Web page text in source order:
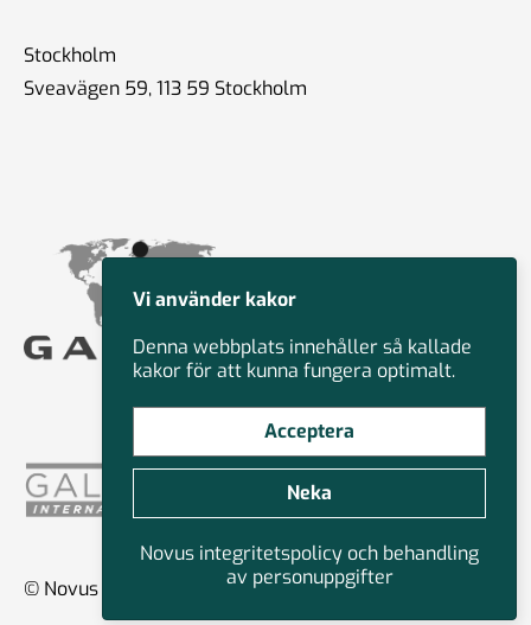
Stockholm
Sveavägen 59, 113 59 Stockholm
© Novus Group International 2026
Vi använder kakor
Denna webbplats innehåller så kallade
kakor för att kunna fungera optimalt.
Acceptera
Neka
Novus integritetspolicy och behandling
av personuppgifter